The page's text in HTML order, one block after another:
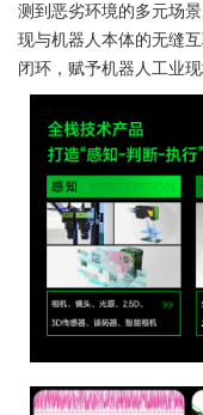
测到恶劣环境的多元场
现与机器人本体的无缝
闭环，赋予机器人工业